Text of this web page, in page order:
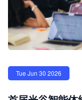
Tue Jun 30 2026